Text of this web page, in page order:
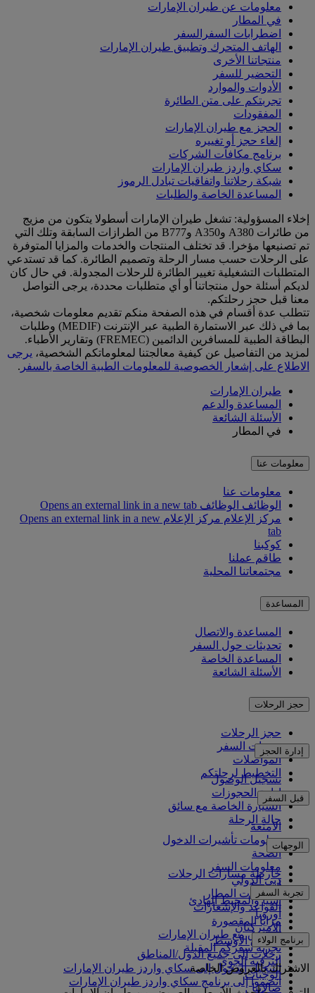
معلومات عن طيران الإمارات
في المطار
اضطرابات السفرالسفر
الهاتف المتحرك وتطبيق طيران الإمارات
منتجاتنا الأخرى
التحضير للسفر
الأدوات والموارد
تجربتكم على متن الطائرة
المفقودات
الحجز مع طيران الإمارات
إلغاء حجز أو تغييره
برنامج مكافآت الشركات
سكاي واردز طيران الإمارات
شبكة رحلاتنا واتفاقيات تبادل الرموز
المساعدة الخاصة والطلبات
إخلاء المسؤولية: تشغل طيران الإمارات أسطولا يتكون من مزيج
من طائرات A380 وA350 وB777 من الطرازات السابقة وتلك التي
تم تصنيعها مؤخرا. قد تختلف المنتجات والخدمات والمزايا المتوفرة
على الرحلات حسب مسار الرحلة وتصميم الطائرة. كما قد تستدعي
المتطلبات التشغيلية تغيير الطائرة للرحلات المجدولة. في حال كان
لديكم أسئلة حول منتجاتنا أو أي متطلبات محددة، يرجى التواصل
معنا قبل حجز رحلتكم.
تتطلب عدة أقسام في هذه الصفحة منكم تقديم معلومات شخصية،
بما في ذلك عبر الاستمارة الطبية عبر الإنترنت (MEDIF) وطلبات
البطاقة الطبية للمسافرين الدائمين (FREMEC) وتقارير الأطباء.
لمزيد من التفاصيل عن كيفية معالجتنا لمعلوماتكم الشخصية، يرجى
الاطلاع على إشعار الخصوصية للمعلومات الطبية الخاصة بالسفر .
طيران الإمارات
المساعدة والدعم
الأسئلة الشائعة
في المطار
معلومات عنا
معلومات عنا
الوظائف الوظائف Opens an external link in a new tab
مركز الإعلام
مركز الإعلام Opens an external link in a new
tab
كوكبنا
طاقم عملنا
مجتمعاتنا المحلية
المساعدة
المساعدة والاتصال
تحديثات حول السفر
المساعدة الخاصة
الأسئلة الشائعة
حجز الرحلات
حجز الرحلات
خدمات السفر
المواصلات
التخطيط لرحلتكم
إدارة الحجز
تسجيل الوصول
إدارة الحجوزات
السيارة الخاصة مع سائق
حالة الرحلة
قبل السفر
الأمتعة
معلومات تأشيرات الدخول
الصحة
معلومات السفر
دبي الدولي
مواصلات المطار
القواعد والإشعارات
الوجهات
خارطة مسارات الرحلات
أفريقيا
آسيا والمحيط الهادئ
أوروبا
الأميركتان
الشرق الأوسط
رحلات إلى جميع الدول/المناطق
تجربة السفر
مزايا المقصورة
التسوق مع طيران الإمارات
تجربة سفركم المقبلة
الترفيه الجوي
الوجبات
صالاتنا
برنامج الولاء
تسجيل الدخول إلى سكاي واردز طيران الإمارات
انضموا إلى برنامج سكاي واردز طيران الإمارات
الاشتراك بالعروض الخاصة